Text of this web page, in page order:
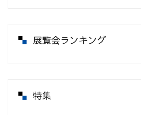
展覧会ランキング
特集